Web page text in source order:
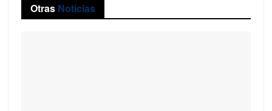
Otras Noticias